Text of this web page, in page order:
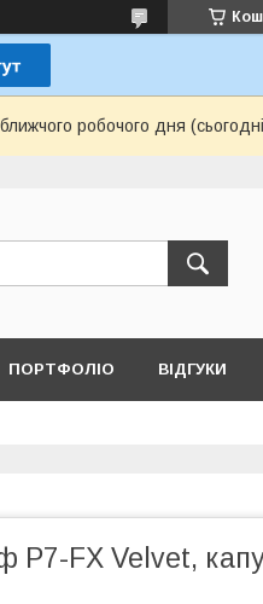
робочого дня
ПОРТФОЛІО ВІДГУКИ
P7-FX Velvet,